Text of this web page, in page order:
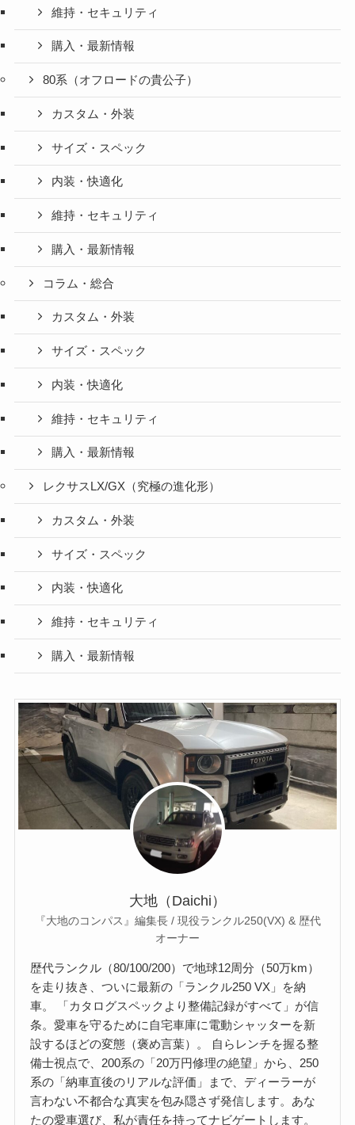
維持・セキュリティ
購入・最新情報
80系（オフロードの貴公子）
カスタム・外装
サイズ・スペック
内装・快適化
維持・セキュリティ
購入・最新情報
コラム・総合
カスタム・外装
サイズ・スペック
内装・快適化
維持・セキュリティ
購入・最新情報
レクサスLX/GX（究極の進化形）
カスタム・外装
サイズ・スペック
内装・快適化
維持・セキュリティ
購入・最新情報
大地（Daichi）
『大地のコンパス』編集長 / 現役ランクル250(VX) & 歴代
オーナー
歴代ランクル（80/100/200）で地球12周分（50万km）
を走り抜き、ついに最新の「ランクル250 VX」を納
車。 「カタログスペックより整備記録がすべて」が信
条。愛車を守るために自宅車庫に電動シャッターを新
設するほどの変態（褒め言葉）。 自らレンチを握る整
備士視点で、200系の「20万円修理の絶望」から、250
系の「納車直後のリアルな評価」まで、ディーラーが
言わない不都合な真実を包み隠さず発信します。あな
たの愛車選び、私が責任を持ってナビゲートします。